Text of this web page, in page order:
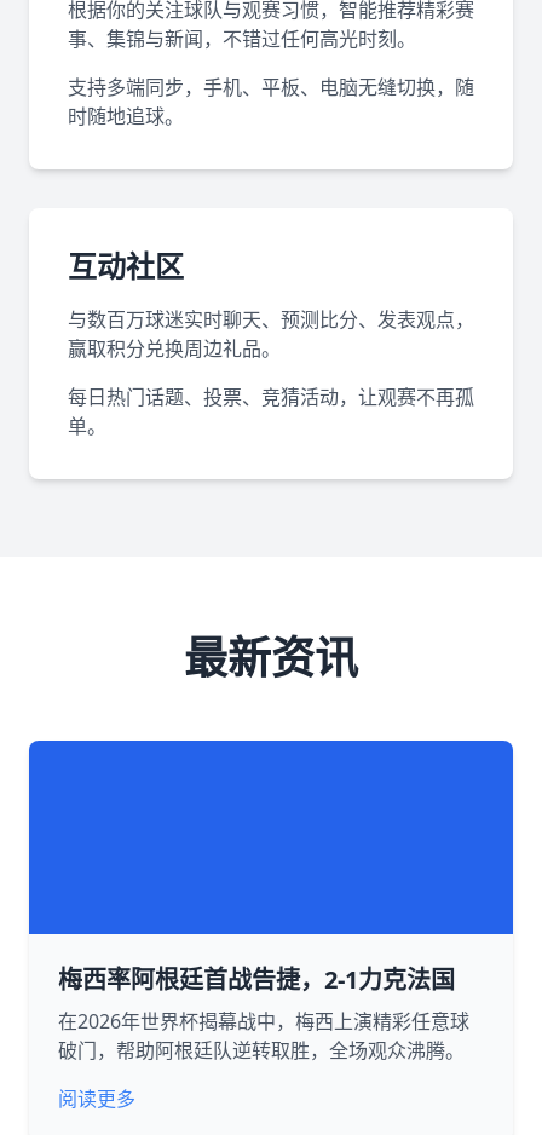
根据你的关注球队与观赛习惯，智能推荐精彩赛
事、集锦与新闻，不错过任何高光时刻。
支持多端同步，手机、平板、电脑无缝切换，随
时随地追球。
互动社区
与数百万球迷实时聊天、预测比分、发表观点，
赢取积分兑换周边礼品。
每日热门话题、投票、竞猜活动，让观赛不再孤
单。
最新资讯
梅西率阿根廷首战告捷，2-1力克法国
在2026年世界杯揭幕战中，梅西上演精彩任意球
破门，帮助阿根廷队逆转取胜，全场观众沸腾。
阅读更多